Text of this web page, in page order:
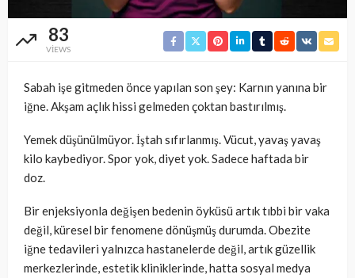
83
VIEWS
Sabah işe gitmeden önce yapılan son şey: Karnın yanına bir
iğne. Akşam açlık hissi gelmeden çoktan bastırılmış.
Yemek düşünülmüyor. İştah sıfırlanmış. Vücut, yavaş yavaş
kilo kaybediyor. Spor yok, diyet yok. Sadece haftada bir
doz.
Bir enjeksiyonla değişen bedenin öyküsü artık tıbbi bir vaka
değil, küresel bir fenomene dönüşmüş durumda. Obezite
iğne tedavileri yalnızca hastanelerde değil, artık güzellik
merkezlerinde, estetik kliniklerinde, hatta sosyal medya